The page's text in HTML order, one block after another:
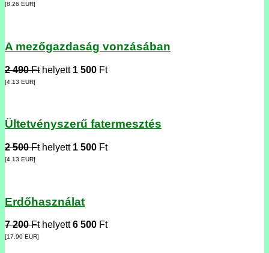
[8.26 EUR]
A mezőgazdaság vonzásában
2 490 Fthelyett 1 500 Ft
[4.13 EUR]
Ültetvényszerű fatermesztés
2 500 Fthelyett 1 500 Ft
[4.13 EUR]
Erdőhasználat
7 200 Fthelyett6 500 Ft
[17.90 EUR]